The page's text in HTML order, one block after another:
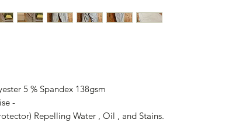
5 % Spandex 138gsm
-
Repelling Water , Oil , and Stains.